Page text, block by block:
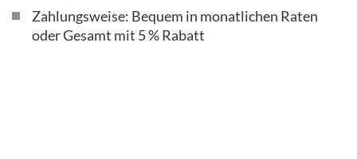
Zahlungsweise: Bequem in monatlichen Raten
oder Gesamt mit 5 % Rabatt